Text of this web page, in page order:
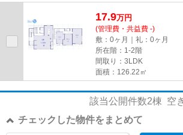
17.9万円
(管理費・共益費 -)
敷：0ヶ月｜礼：0ヶ月
所在階：1-2階
間取り：3LDK
面積：126.22㎡
該当公開件数2棟 空
チェックした物件をまとめて